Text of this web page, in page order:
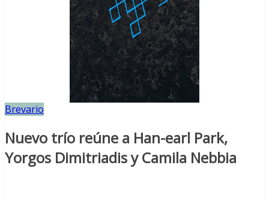
Brevario
Nuevo trío reúne a Han-earl Park,
Yorgos Dimitriadis y Camila Nebbia